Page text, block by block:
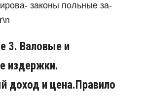
законы польные за-
3. Валовые и
издержки.
доход и цена.Правило